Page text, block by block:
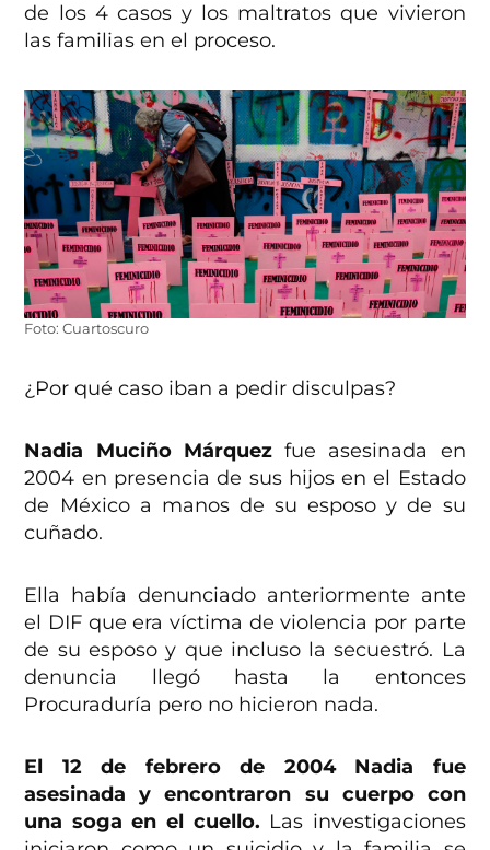
de los 4 casos y los maltratos que vivieron
las familias en el proceso.
Foto: Cuartoscuro
¿Por qué caso iban a pedir disculpas?
Nadia Muciño Márquezfue asesinada en
2004 en presencia de sus hijos en el Estado
de México a manos de su esposo y de su
cuñado.
Ella había denunciado anteriormente ante
el DIF que era víctima de violencia por parte
de su esposo y que incluso la secuestró. La
denuncia llegó hasta la entonces
Procuraduría pero no hicieron nada.
El 12 de febrero de 2004 Nadia fue
asesinada y encontraron su cuerpo con
una soga en el cuello. Las investigaciones